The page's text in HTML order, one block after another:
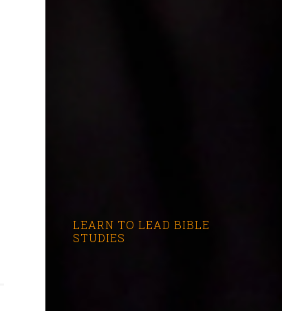
LEARN TO LEAD BIBLE
STUDIES